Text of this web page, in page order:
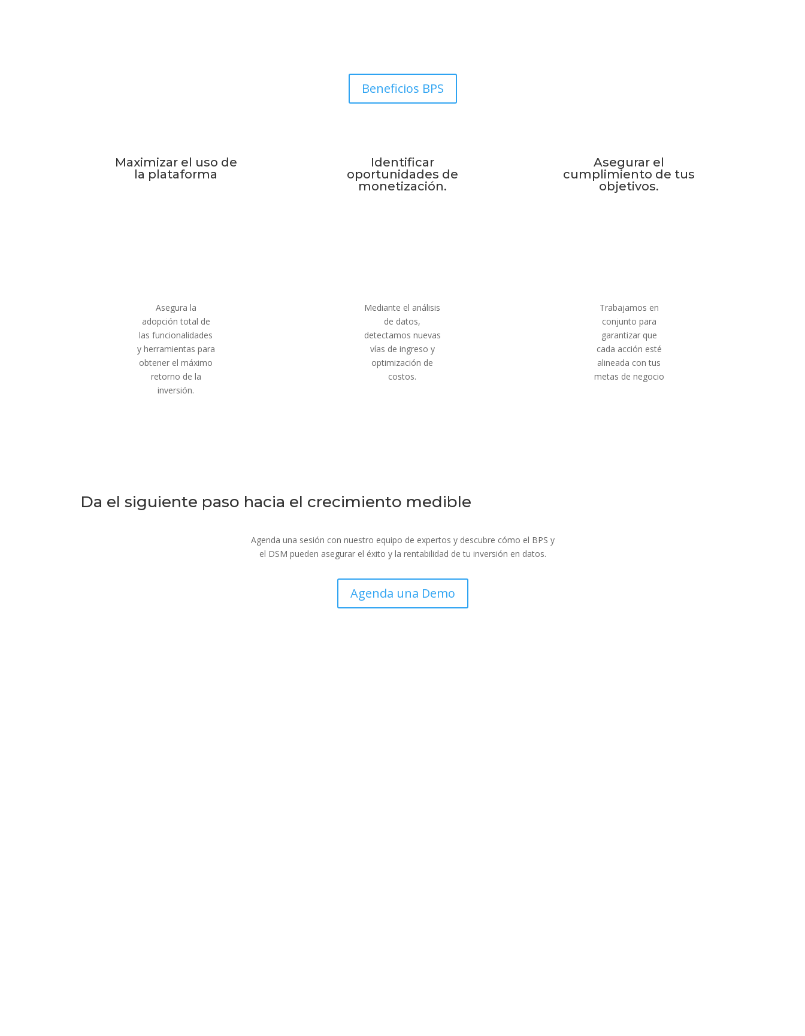
Beneficios BPS
Maximizar el uso de
la plataforma
Identificar
oportunidades de
monetización.
Asegurar el
cumplimiento de tus
objetivos.
Asegura la
adopción total de
las funcionalidades
y herramientas para
obtener el máximo
retorno de la
inversión.
Mediante el análisis
de datos,
detectamos nuevas
vías de ingreso y
optimización de
costos.
Trabajamos en
conjunto para
garantizar que
cada acción esté
alineada con tus
metas de negocio
Da el siguiente paso hacia el crecimiento medible
Agenda una sesión con nuestro equipo de expertos y descubre cómo el BPS y
el DSM pueden asegurar el éxito y la rentabilidad de tu inversión en datos.
Agenda una Demo